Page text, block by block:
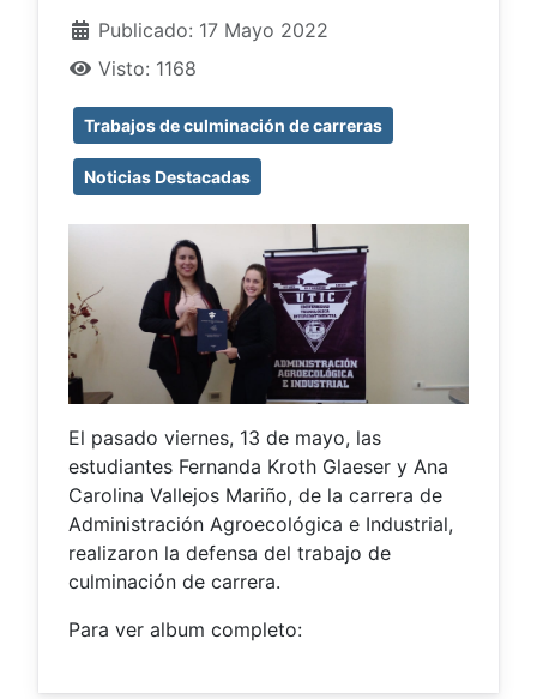
Publicado: 17 Mayo 2022
Visto: 1168
Trabajos de culminación de carreras
Noticias Destacadas
El pasado viernes, 13 de mayo, las
estudiantes Fernanda Kroth Glaeser y Ana
Carolina Vallejos Mariño, de la carrera de
Administración Agroecológica e Industrial,
realizaron la defensa del trabajo de
culminación de carrera.
Para ver album completo: